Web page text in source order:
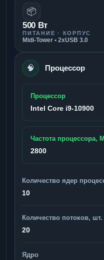
📦
500 Вт
ПИТАНИЕ · КОРПУС
Midi-Tower • 2xUSB 3.0
🧠 Процессор
Процессор
Intel Core i9-10900
Частота процессора,
2800
Количество ядер
10
Количество потоков, шт.
20
Ядро